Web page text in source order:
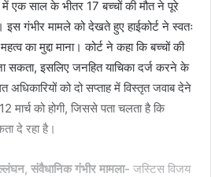
साल के भीतर 17 बच्चों की मौत ने पूरे
गंभीर मामले को देखते हुए हाईकोर्ट ने स्वतः
का मुद्दा माना। कोर्ट ने कहा कि बच्चों की
सकता, इसलिए जनहित याचिका दर्ज करने के
अधिकारियों को दो सप्ताह में विस्तृत जवाब देने
मार्च को होगी, जिससे पता चलता है कि
दे रहा है।
संवैधानिक गंभीर मामला- जस्टिस विजय